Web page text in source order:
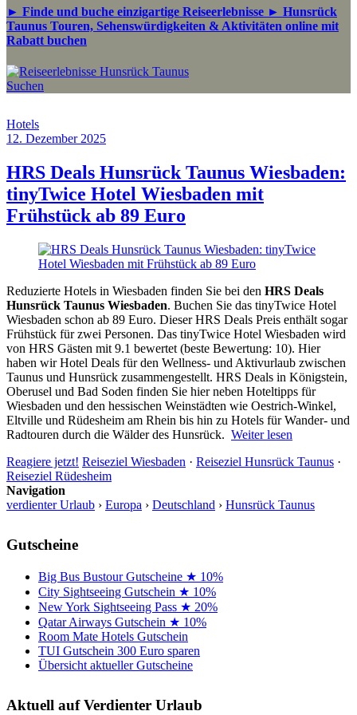
► Finde und buche einzigartige Reiseerlebnisse ► Hunsrück
Taunus Touren, Sehenswürdigkeiten & Aktivitäten online mit
Rabatt buchen
Suchen
Hotels
12. Dezember 2025
Allan
HRS Deals Hunsrück Taunus Wiesbaden:
tinyTwice Hotel Wiesbaden mit
Frühstück ab 89 Euro
Reduzierte Hotels in Wiesbaden finden Sie bei den HRS Deals
Hunsrück Taunus Wiesbaden. Buchen Sie das tinyTwice Hotel
Wiesbaden schon ab 89 Euro. Dieser HRS Deals Preis enthält sogar
Frühstück für zwei Personen. Das tinyTwice Hotel Wiesbaden wird
von HRS Gästen mit 9.1 bewertet (beste Bewertung: 10). Hier
haben wir Hotel Deals für den Wellness- und Aktivurlaub zwischen
Taunus und Hunsrück zusammengestellt. HRS Deals in Königstein,
Oberusel und Bad Soden finden Sie hier neben Hoteltipps für
Wiesbaden und den hessischen Weinstädten wie Oestrich-Winkel,
Eltville und Rüdesheim am Rhein bis hin zu Hotels für Wander- und
Radtouren durch die Wälder des Hunsrück. Weiter lesen
Reagiere jetzt! Reiseziel Wiesbaden · Reiseziel Hunsrück Taunus ·
Reiseziel Rüdesheim
Navigation
verdienter Urlaub › Europa › Deutschland › Hunsrück Taunus
Gutscheine
Big Bus Bustour Gutscheine ★ 10%
City Sightseeing Gutschein ★ 10%
New York Sightseeing Pass ★ 20%
Qatar Airways Gutschein ★ 10%
Room Mate Hotels Gutschein
TUI Gutschein 300 Euro sparen
Übersicht aktueller Gutscheine
Aktuell auf Verdienter Urlaub